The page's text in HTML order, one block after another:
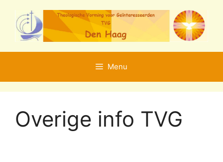
naar
inhoud
Menu
Overige info TVG